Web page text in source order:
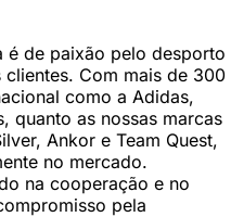
é de paixão pelo desporto
Com mais de 300
como a Adidas,
quanto as nossas marcas
Ankor e Team Quest,
no mercado.
na cooperação e no
pela